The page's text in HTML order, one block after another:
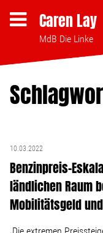
Caren Lay
MdB Die Linke
10.03.2022
Benzinpreis-
ländlichen Raum
Mobilitätsgeld und